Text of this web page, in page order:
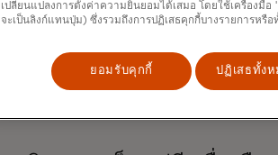
คาดการณ์ในเวลาไม่ถึง 50 มิลลิวินาที ว่าธุ
การป้องกันการฉ้อโกงได้โดยเฉลี่ย 20%
โซลูชันการป้องกันการฉ้อโกงผู้บริโภคของ
เงินที่ได้รับอนุญาต และหยุดยั้งการฉ้อโกงเ
เปลี่ยนแปลงการตั้งค่าความยินยอมได้เสมอ โดยใช้เครื่องมื
จะเป็นลิงก์แทนปุ่ม) ซึ่งรวมถึงการปฏิเสธคุกกี้บางรายการหรื
ยอมรับคุกกี้ ปฏิเสธทั้ง